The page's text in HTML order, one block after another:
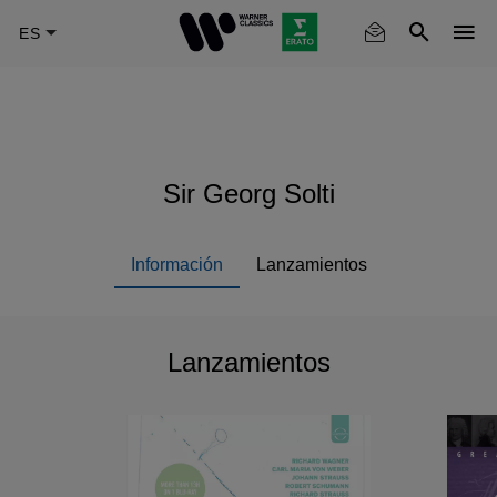
Sir Georg Solti
Información Lanzamientos
Lanzamientos